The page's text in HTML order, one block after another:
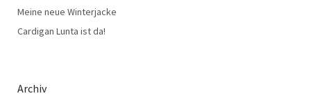
Meine neue Winterjacke
Cardigan Lunta ist da!
Archiv